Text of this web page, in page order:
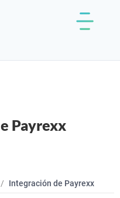
Payrexx
Integración de Payrexx